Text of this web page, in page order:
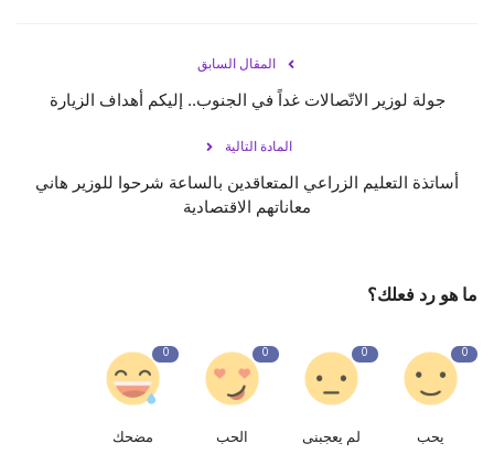
المقال السابق
جولة لوزير الاتّصالات غداً في الجنوب.. إليكم أهداف الزيارة
المادة التالية
أساتذة التعليم الزراعي المتعاقدين بالساعة شرحوا للوزير هاني
معاناتهم الاقتصادية
ما هو رد فعلك؟
0
يحب
0
لم يعجبنى
0
الحب
0
مضحك